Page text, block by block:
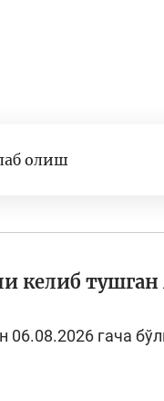
олиш
келиб
06.08.2026 гача